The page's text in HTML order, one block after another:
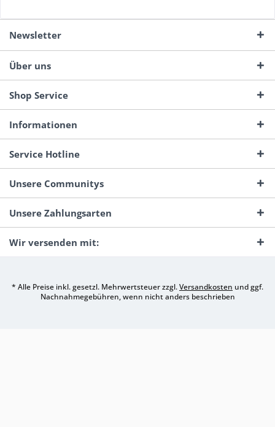
Newsletter
Über uns
Shop Service
Informationen
Service Hotline
Unsere Communitys
Unsere Zahlungsarten
Wir versenden mit:
* Alle Preise inkl. gesetzl. Mehrwertsteuer zzgl.Versandkosten und ggf.
Nachnahmegebühren, wenn nicht anders beschrieben